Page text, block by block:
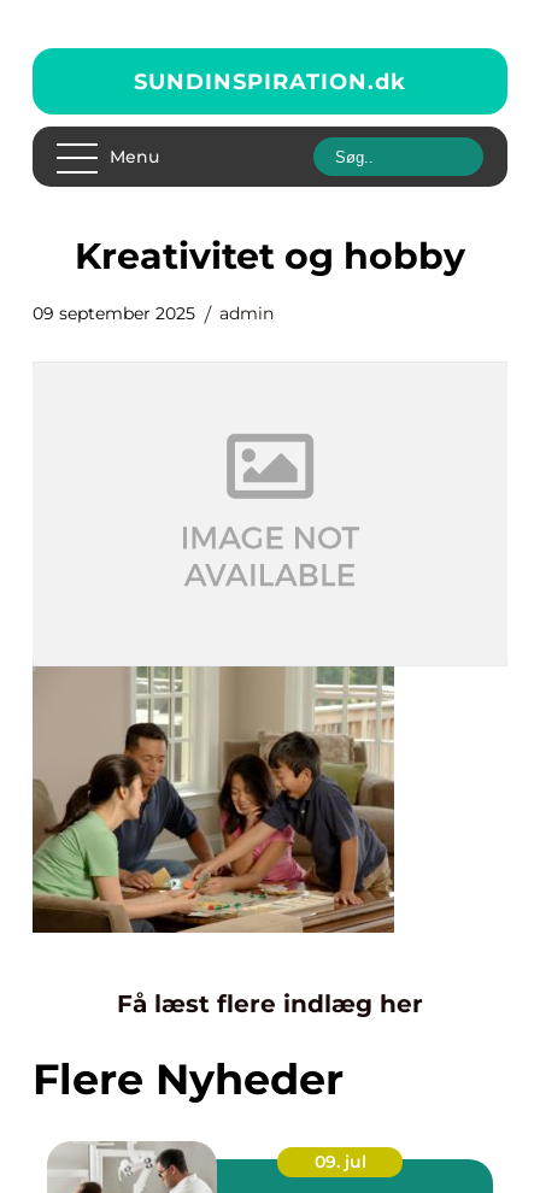
SUNDINSPIRATION.dk
Menu
Kreativitet og hobby
09 september 2025 admin
Få læst flere indlæg her
Flere Nyheder
09. jul